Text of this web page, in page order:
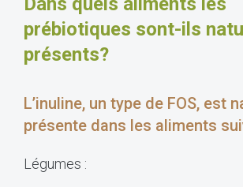
prébiotiques sont-ils
présents?
L’inuline, un type de FOS, est
présente dans les aliments
Légumes :